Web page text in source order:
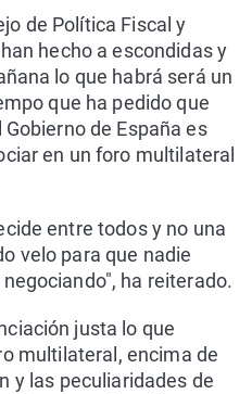
de Política Fiscal y
hecho a escondidas y
lo que habrá será un
que ha pedido que
de España es
en un foro multilateral
entre todos y no una
velo para que nadie
ha reiterado.
justa lo que
multilateral, encima de
y las peculiaridades de